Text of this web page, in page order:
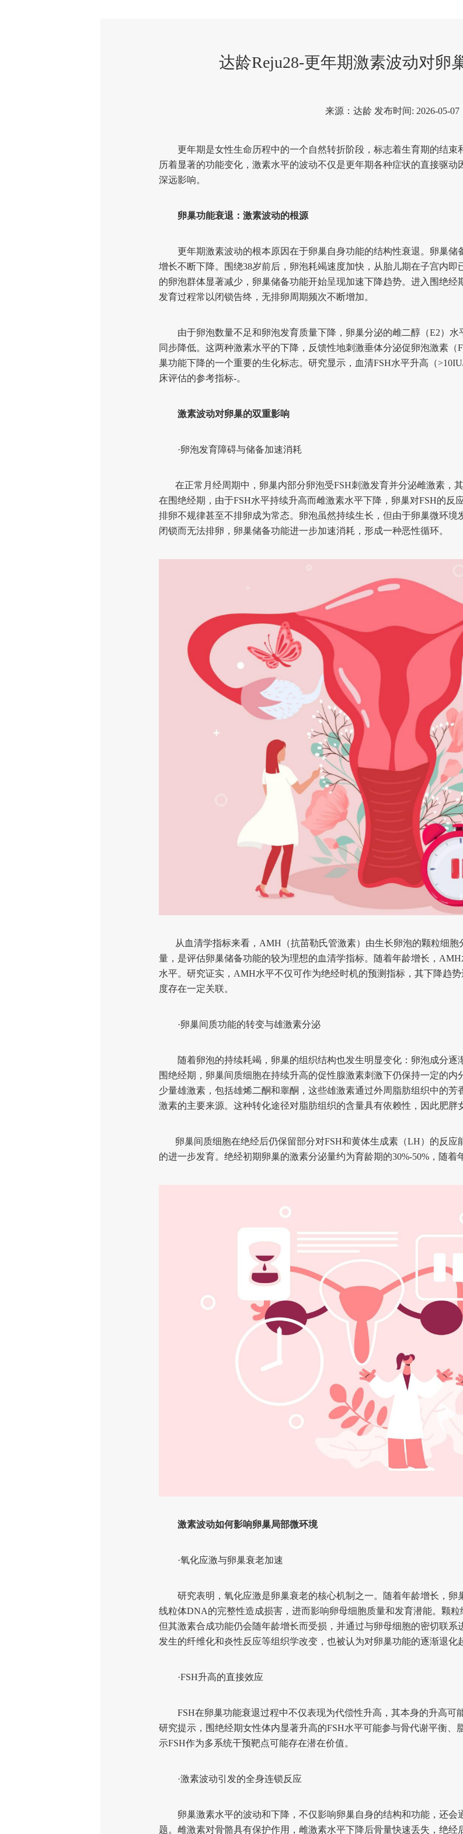
达龄Reju28-更年期激素波动对卵
来源：达龄 发布时间: 2026-05-07
更年期是女性生命历程中的一个自然转折阶段，标志着生育期的结束
历着显著的功能变化，激素水平的波动不仅是更年期各种症状的直接驱
深远影响。
卵巢功能衰退：激素波动的根源
更年期激素波动的根本原因在于卵巢自身功能的结构性衰退。卵巢储
增长不断下降。围绕38岁前后，卵泡耗竭速度加快，从胎儿期在子宫内
的卵泡群体显著减少，卵巢储备功能开始呈现加速下降趋势。进入围绝
发育过程常以闭锁告终，无排卵周期频次不断增加。
由于卵泡数量不足和卵泡发育质量下降，卵巢分泌的雌二醇（E2）水
同步降低。这两种激素水平的下降，反馈性地刺激垂体分泌促卵泡激素（
巢功能下降的一个重要的生化标志。研究显示，血清FSH水平升高（
床评估的参考指标-。
激素波动对卵巢的双重影响
·卵泡发育障碍与储备加速消耗
在正常月经周期中，卵巢内部分卵泡受FSH刺激发育并分泌雌激素，
在围绝经期，由于FSH水平持续升高而雌激素水平下降，卵巢对FSH的反
排卵不规律甚至不排卵成为常态。卵泡虽然持续生长，但由于卵巢微环境
闭锁而无法排卵，卵巢储备功能进一步加速消耗，形成一种恶性循环。
从血清学指标来看，AMH（抗苗勒氏管激素）由生长卵泡的颗粒细胞
量，是评估卵巢储备功能的较为理想的血清学指标。随着年龄增长，
水平。研究证实，AMH水平不仅可作为绝经时机的预测指标，其下降趋
度存在一定关联。
·卵巢间质功能的转变与雄激素分泌
随着卵泡的持续耗竭，卵巢的组织结构也发生明显变化：卵泡成分逐
围绝经期，卵巢间质细胞在持续升高的促性腺激素刺激下仍保持一定的
少量雄激素，包括雄烯二酮和睾酮，这些雄激素通过外周脂肪组织中的
激素的主要来源。这种转化途径对脂肪组织的含量具有依赖性，因此肥胖
卵巢间质细胞在绝经后仍保留部分对FSH和黄体生成素（LH）的反应
的进一步发育。绝经初期卵巢的激素分泌量约为育龄期的30%-50%，随着
激素波动如何影响卵巢局部微环境
·氧化应激与卵巢衰老加速
研究表明，氧化应激是卵巢衰老的核心机制之一。随着年龄增长，卵
线粒体DNA的完整性造成损害，进而影响卵母细胞质量和发育潜能。颗粒
但其激素合成功能仍会随年龄增长而受损，并通过与卵母细胞的密切联系
发生的纤维化和炎性反应等组织学改变，也被认为对卵巢功能的逐渐退化
·FSH升高的直接效应
FSH在卵巢功能衰退过程中不仅表现为代偿性升高，其本身的升高可
研究提示，围绝经期女性体内显著升高的FSH水平可能参与骨代谢平衡、
示FSH作为多系统干预靶点可能存在潜在价值。
·激素波动引发的全身连锁反应
卵巢激素水平的波动和下降，不仅影响卵巢自身的结构和功能，还会
题。雌激素对骨骼具有保护作用，雌激素水平下降后骨量快速丢失，绝经